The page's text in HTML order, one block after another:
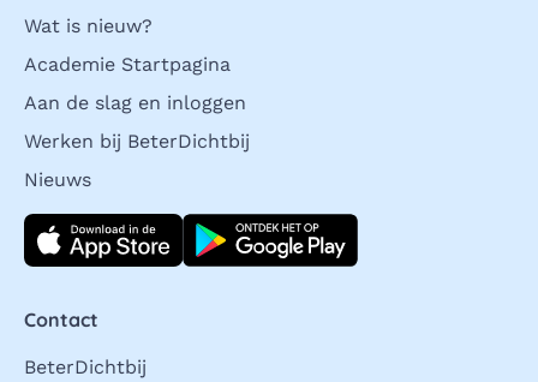
Wat is nieuw?
Academie Startpagina
Aan de slag en inloggen
Werken bij BeterDichtbij
Nieuws
Download direct
Contact
BeterDichtbij